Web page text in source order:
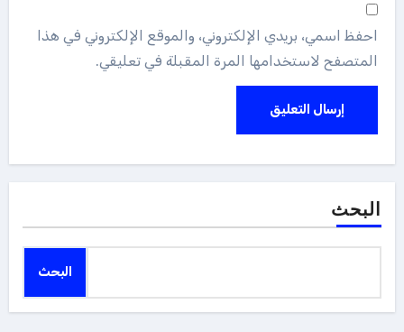
احفظ اسمي، بريدي الإلكتروني، والموقع الإلكتروني في هذا
المتصفح لاستخدامها المرة المقبلة في تعليقي.
البحث
البحث